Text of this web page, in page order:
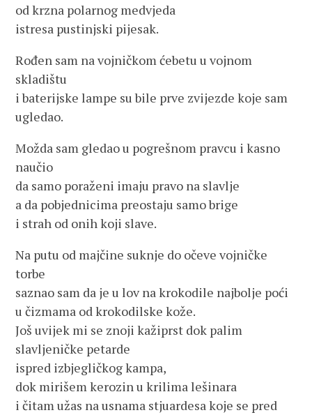
od krzna polarnog medvjeda
istresa pustinjski pijesak.
Rođen sam na vojničkom ćebetu u vojnom
skladištu
i baterijske lampe su bile prve zvijezde koje sam
ugledao.
Možda sam gledao u pogrešnom pravcu i kasno
naučio
da samo poraženi imaju pravo na slavlje
a da pobjednicima preostaju samo brige
i strah od onih koji slave.
Na putu od majčine suknje do očeve vojničke
torbe
saznao sam da je u lov na krokodile najbolje poći
u čizmama od krokodilske kože.
Još uvijek mi se znoji kažiprst dok palim
slavljeničke petarde
ispred izbjegličkog kampa,
dok mirišem kerozin u krilima lešinara
i čitam užas na usnama stjuardesa koje se pred